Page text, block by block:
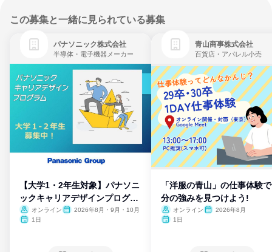
この募集と一緒に見られている募集
パナソニック株式会社
半導体・電子機器メーカー
【大学1・2年生対象】パナソニ
ックキャリアデザインプログラ
ム
オンライン
2026年8月・9月・10月
1日
青山商事株式会社
百貨店・アパレル小売
「洋服の青山」の仕事体験
分の強みを見つけよう!
オンライン
2026年8月
1日